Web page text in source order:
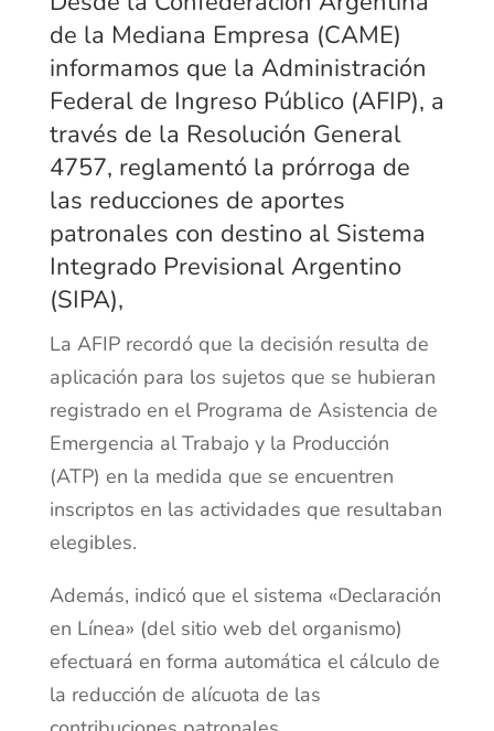
de la Mediana Empresa (CAME)
informamos que la Administración
Federal de Ingreso Público (AFIP), a
través de la Resolución General
4757, reglamentó la prórroga de
las reducciones de aportes
patronales con destino al Sistema
Integrado Previsional Argentino
(SIPA),
La AFIP recordó que la decisión resulta de
aplicación para los sujetos que se hubieran
registrado en el Programa de Asistencia de
Emergencia al Trabajo y la Producción
(ATP) en la medida que se encuentren
inscriptos en las actividades que resultaban
elegibles.
Además, indicó que el sistema «Declaración
en Línea» (del sitio web del organismo)
efectuará en forma automática el cálculo de
la reducción de alícuota de las